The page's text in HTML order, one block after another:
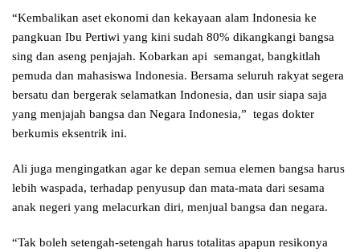
“Kembalikan aset ekonomi dan kekayaan alam Indonesia ke
pangkuan Ibu Pertiwi yang kini sudah 80% dikangkangi bangsa
sing dan aseng penjajah. Kobarkan api semangat, bangkitlah
pemuda dan mahasiswa Indonesia. Bersama seluruh rakyat segera
bersatu dan bergerak selamatkan Indonesia, dan usir siapa saja
yang menjajah bangsa dan Negara Indonesia,” tegas dokter
berkumis eksentrik ini.
Ali juga mengingatkan agar ke depan semua elemen bangsa harus
lebih waspada, terhadap penyusup dan mata-mata dari sesama
anak negeri yang melacurkan diri, menjual bangsa dan negara.
“Tak boleh setengah-setengah harus totalitas apapun resikonya